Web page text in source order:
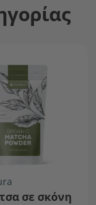
σε σκόνη